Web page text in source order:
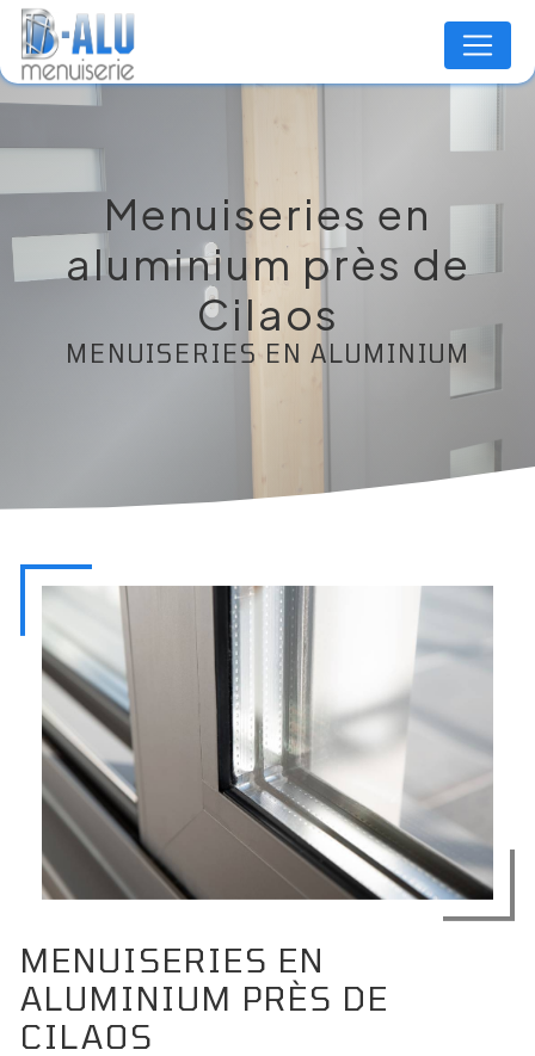
Menuiseries en
aluminium près de
Cilaos
MENUISERIES EN ALUMINIUM
MENUISERIES EN
ALUMINIUM PRÈS DE
CILAOS
Panneau de gestion des cookies